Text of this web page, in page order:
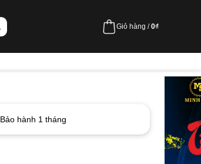
Giỏ hàng /0₫
Bảo hành 1 tháng